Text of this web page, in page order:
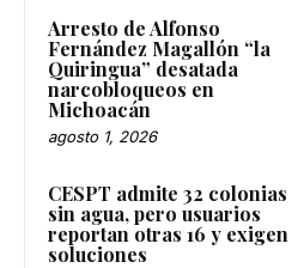
Arresto de Alfonso
Fernández Magallón “la
Quiringua” desatada
narcobloqueos en
Michoacán
agosto 1, 2026
CESPT admite 32 colonias
sin agua, pero usuarios
reportan otras 16 y exigen
soluciones